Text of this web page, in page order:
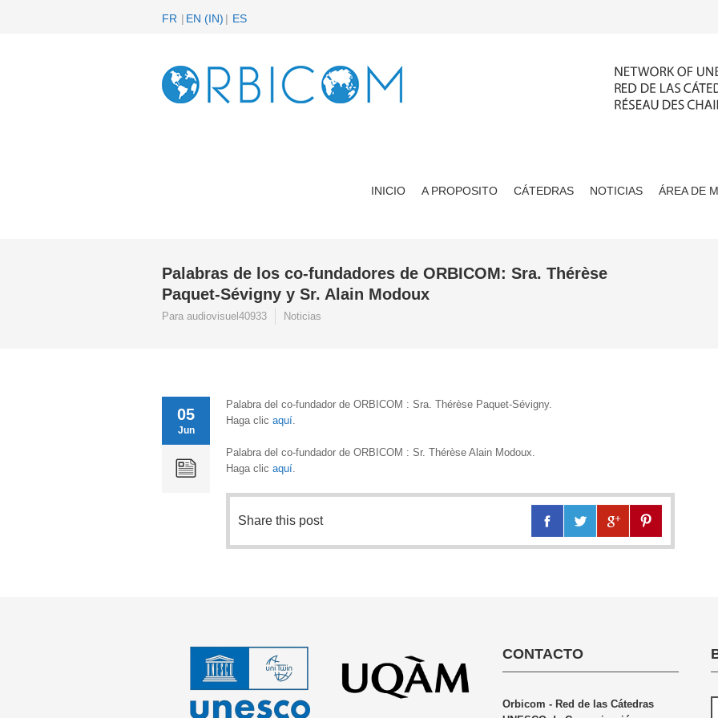
FR EN (IN) ES
INICIO A PROPOSITO CÁTEDRAS NOTICIAS ÁREA DE
Palabras de los co-fundadores de ORBICOM: Sra. Thérèse
Paquet-Sévigny y Sr. Alain Modoux
Para audiovisuel40933 Noticias
05
Jun
Palabra del co-fundador de ORBICOM : Sra. Thérèse Paquet-Sévigny.
Haga clic aquí.
Palabra del co-fundador de ORBICOM : Sr. Thérèse Alain Modoux.
Haga clic aquí.
Share this post
CONTACTO
Orbicom - Red de las Cátedras